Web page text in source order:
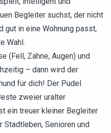
Begleiter suchst, der nicht
gut in eine Wohnung passt,
Wahl.
(Fell, Zähne, Augen) und
– dann wird der
für dich! Der Pudel
zweier uralter
ein treuer kleiner Begleiter
Senioren und